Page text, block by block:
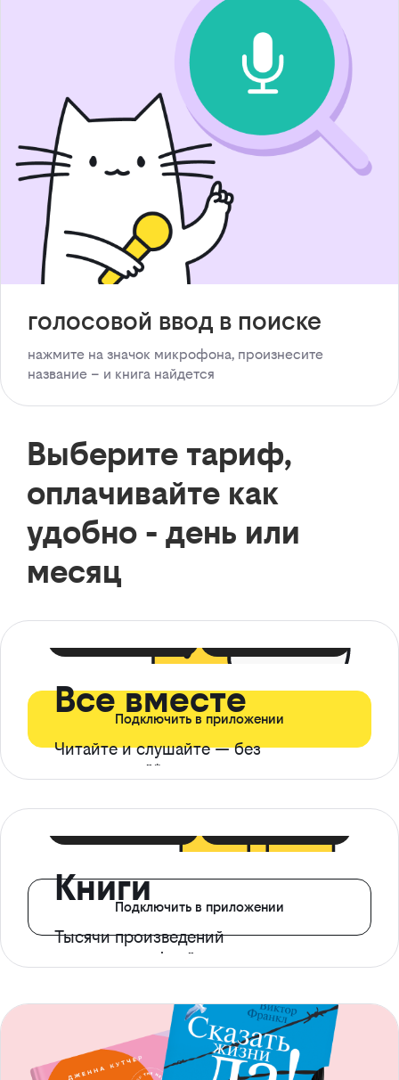
голосовой ввод в поиске
нажмите на значок микрофона, произнесите
название – и книга найдется
Выберите тариф,
оплачивайте как
удобно - день или
месяц
Все вместе
Читайте и слушайте — без
ограничений*
Подключить в приложении
Книги
Тысячи произведений
с доступом офлайн
Подключить в приложении